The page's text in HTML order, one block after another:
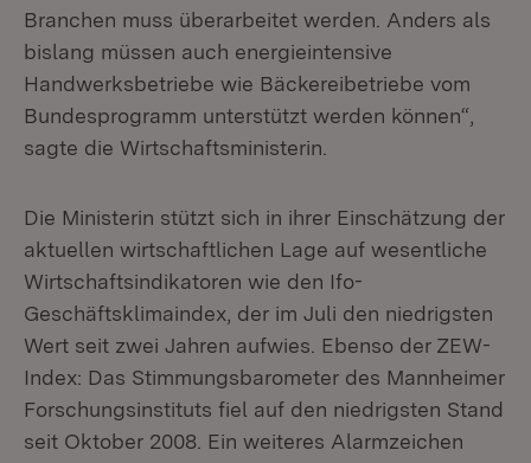
Branchen muss überarbeitet werden. Anders als
bislang müssen auch energieintensive
Handwerksbetriebe wie Bäckereibetriebe vom
Bundesprogramm unterstützt werden können“,
sagte die Wirtschaftsministerin.
Die Ministerin stützt sich in ihrer Einschätzung der
aktuellen wirtschaftlichen Lage auf wesentliche
Wirtschaftsindikatoren wie den Ifo-
Geschäftsklimaindex, der im Juli den niedrigsten
Wert seit zwei Jahren aufwies. Ebenso der ZEW-
Index: Das Stimmungsbarometer des Mannheimer
Forschungsinstituts fiel auf den niedrigsten Stand
seit Oktober 2008. Ein weiteres Alarmzeichen